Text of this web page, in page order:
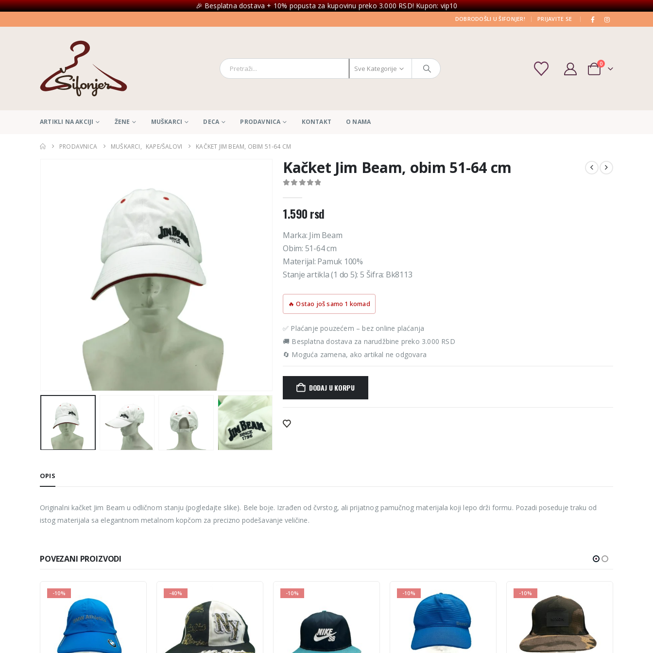
🎉 Besplatna dostava + 10% popusta za kupovinu preko 3.000 RSD! Kupon: vip10
DOBRODOŠLI U ŠIFONJER! | PRIJAVITE SE |
Sve Kategorije
0
ARTIKLI NA AKCIJI ŽENE MUŠKARCI DECA PRODAVNICA KONTAKT O NAMA
PRODAVNICA MUŠKARCI, KAPE/ŠALOVI KAČKET JIM BEAM, OBIM 51-64 CM
Kačket Jim Beam, obim 51-64 cm
1.590rsd
Marka: Jim Beam
Obim: 51-64 cm
Materijal: Pamuk 100%
Stanje artikla (1 do 5): 5 Šifra: Bk8113
🔥 Ostao još samo 1 komad
✅ Plaćanje pouzećem – bez online plaćanja
🚚 Besplatna dostava za narudžbine preko 3.000 RSD
🔄 Moguća zamena, ako artikal ne odgovara
DODAJ U KORPU
Alternative:
OPIS
Originalni kačket Jim Beam u odličnom stanju (pogledajte slike). Bele boje. Izrađen od čvrstog, ali prijatnog pamučnog materijala koji lepo drži formu. Pozadi poseduje traku od
istog materijala sa elegantnom metalnom kopčom za precizno podešavanje veličine.
POVEZANI PROIZVODI
-40% -10% -10% -10% -40%